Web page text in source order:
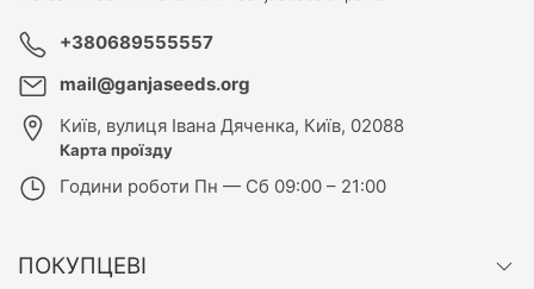
+380689555557
mail@ganjaseeds.org
Київ, вулиця Івана Дяченка, Київ, 02088
Карта проїзду
Години роботи Пн — Сб 09:00 – 21:00
ПОКУПЦЕВІ